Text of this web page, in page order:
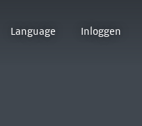
Language Inloggen